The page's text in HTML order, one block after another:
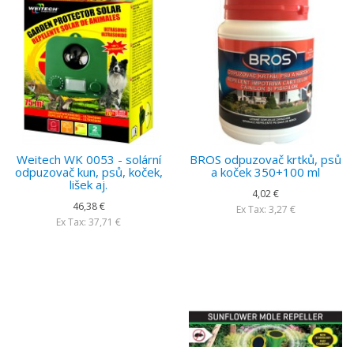
Weitech WK 0053 - solární
odpuzovač kun, psů, koček,
lišek aj.
46,38 €
Ex Tax: 37,71 €
BROS odpuzovač krtků, psů
a koček 350+100 ml
4,02 €
Ex Tax: 3,27 €